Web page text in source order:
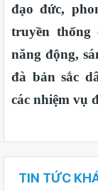
đạo đức,
truyền thống
năng động,
đà bản sắc
các nhiệm vụ
TIN TỨC